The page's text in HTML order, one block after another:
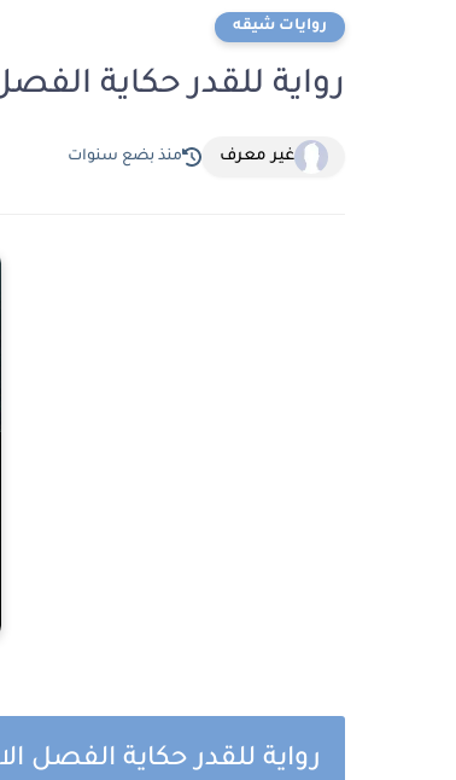
روايات شيقه
رواية للقدر حكاية الفصل الاربعون
غير معرف منذ بضع سنوات
رواية للقدر حكاية الفصل